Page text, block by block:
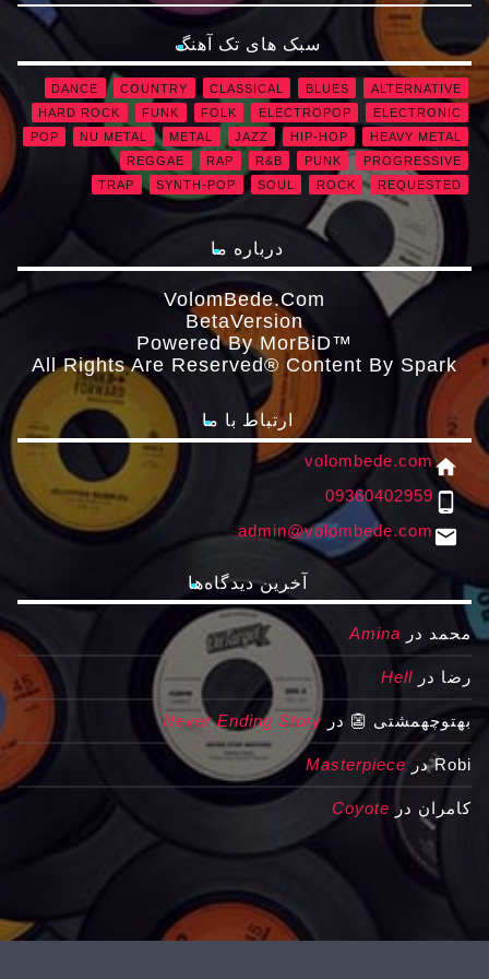
سبک های تک آهنگ
ALTERNATIVE
BLUES
CLASSICAL
COUNTRY
DANCE
ELECTRONIC
ELECTROPOP
FOLK
FUNK
HARD ROCK
HEAVY METAL
HIP-HOP
JAZZ
METAL
NU METAL
POP
PROGRESSIVE
PUNK
R&B
RAP
REGGAE
REQUESTED
ROCK
SOUL
SYNTH-POP
TRAP
درباره ما
VolomBede.com
ΒetaVersion
Powered By MorBiD™
All Rights Are Reserved® Content By Spark
ارتباط با ما
home
volombede.com
phone_android
09360402959
email
admin@volombede.com
آخرین دیدگاه‌ها
محمد در Amina
رضا در Hell
بهتوچهمشتی 👺 در Never Ending Story
Robiدر Masterpiece
کامران در Coyote